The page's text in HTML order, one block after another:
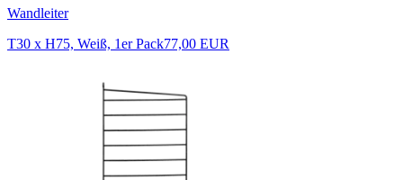
Wandleiter
T30 x H75, Weiß, 1er Pack77,00 EUR